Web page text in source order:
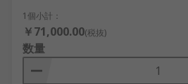
1個小計：
￥71,000.00(税抜)
数量